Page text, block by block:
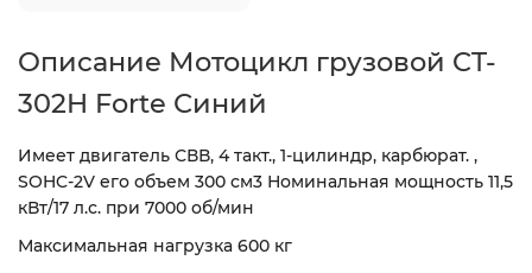
Описание Мотоцикл грузовой CT-
302H Forte Синий
Имеет двигатель СВВ, 4 такт., 1-цилиндр, карбюрат. ,
SOHC-2V его объем 300 см3 Номинальная мощность 11,5
кВт/17 л.с. при 7000 об/мин
Максимальная нагрузка 600 кг